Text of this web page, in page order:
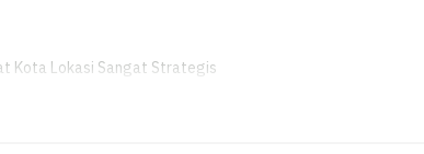
Kota Lokasi Sangat Strategis